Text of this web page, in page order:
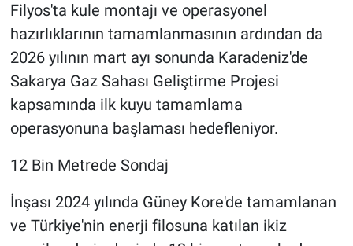
Filyos'ta kule montajı ve operasyonel
hazırlıklarının tamamlanmasının ardından da
2026 yılının mart ayı sonunda Karadeniz'de
Sakarya Gaz Sahası Geliştirme Projesi
kapsamında ilk kuyu tamamlama
operasyonuna başlaması hedefleniyor.
12 Bin Metrede Sondaj
İnşası 2024 yılında Güney Kore'de tamamlanan
ve Türkiye'nin enerji filosuna katılan ikiz